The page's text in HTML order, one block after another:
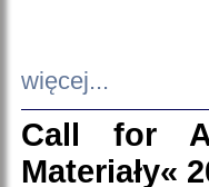
więcej...
Call for
Materiały«